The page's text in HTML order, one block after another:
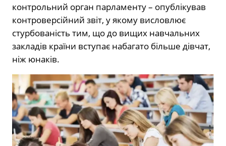
контрольний орган парламенту – опублікував
контроверсійний звіт, у якому висловлює
стурбованість тим, що до вищих навчальних
закладів країни вступає набагато більше дівчат,
ніж юнаків.